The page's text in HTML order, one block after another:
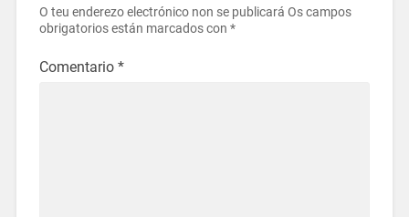
O teu enderezo electrónico non se publicará Os campos
obrigatorios están marcados con *
Comentario *